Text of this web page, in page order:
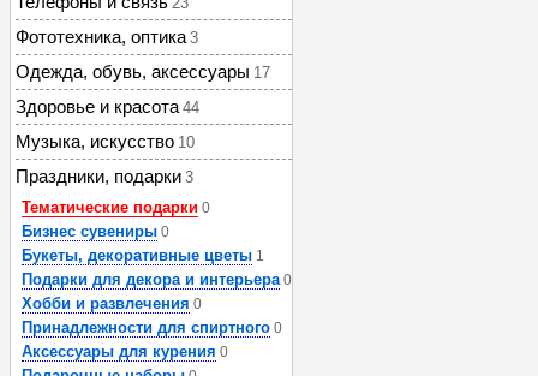
Фототехника, оптика 3
Одежда, обувь, аксессуары 17
Здоровье и красота 44
Музыка, искусство 10
Праздники, подарки 3
Тематические подарки 0
Бизнес сувениры 0
Букеты, декоративные цветы 1
Подарки для декора и интерьера 0
Хобби и развлечения 0
Принадлежности для спиртного 0
Аксессуары для курения 0